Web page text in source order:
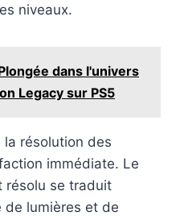
niveaux.
dans l'univers
Legacy sur PS5
résolution des
immédiate. Le
résolu se traduit
de lumières et de